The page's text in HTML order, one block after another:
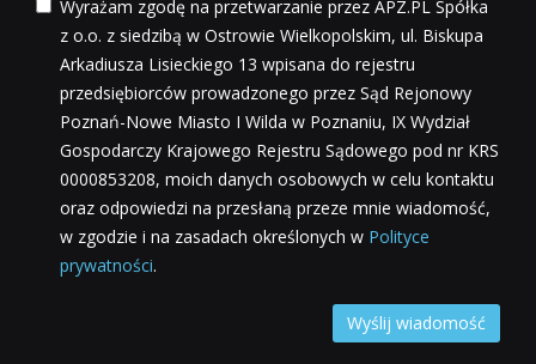
Wyrażam zgodę na przetwarzanie przez APZ.PL Spółka
z o.o. z siedzibą w Ostrowie Wielkopolskim, ul. Biskupa
Arkadiusza Lisieckiego 13 wpisana do rejestru
przedsiębiorców prowadzonego przez Sąd Rejonowy
Poznań-Nowe Miasto I Wilda w Poznaniu, IX Wydział
Gospodarczy Krajowego Rejestru Sądowego pod nr KRS
0000853208, moich danych osobowych w celu kontaktu
oraz odpowiedzi na przesłaną przeze mnie wiadomość,
w zgodzie i na zasadach określonych w Polityce
prywatności.
Wyślij wiadomość